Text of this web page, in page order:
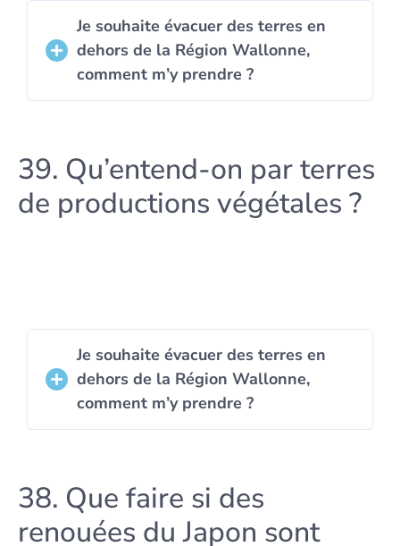
Je souhaite évacuer des terres en
dehors de la Région Wallonne,
comment m’y prendre ?
39. Qu’entend-on par terres
de productions végétales ?
Je souhaite évacuer des terres en
dehors de la Région Wallonne,
comment m’y prendre ?
38. Que faire si des
renouées du Japon sont